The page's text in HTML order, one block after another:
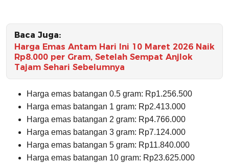
Baca Juga:
Harga Emas Antam Hari Ini 10 Maret 2026 Naik
Rp8.000 per Gram, Setelah Sempat Anjlok
Tajam Sehari Sebelumnya
⁠Harga emas batangan 0.5 gram: Rp1.256.500
⁠⁠Harga emas batangan 1 gram: Rp2.413.000
Harga emas batangan 2 gram: Rp4.766.000
Harga emas batangan 3 gram: Rp7.124.000
Harga emas batangan 5 gram: Rp11.840.000
⁠Harga emas batangan 10 gram: Rp23.625.000